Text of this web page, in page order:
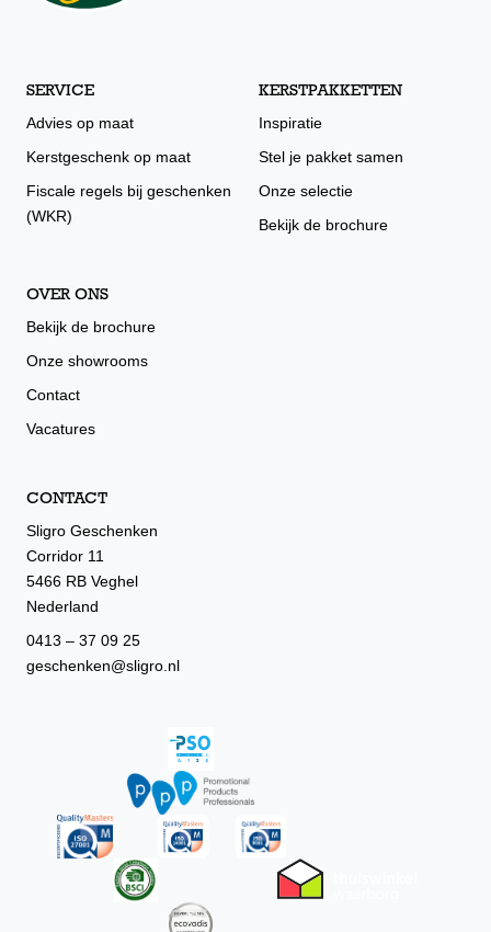
SERVICE
Advies op maat
Kerstgeschenk op maat
Fiscale regels bij geschenken
(WKR)
KERSTPAKKETTEN
Inspiratie
Stel je pakket samen
Onze selectie
Bekijk de brochure
OVER ONS
Bekijk de brochure
Onze showrooms
Contact
Vacatures
CONTACT
Sligro Geschenken
Corridor 11
5466 RB Veghel
Nederland
0413 – 37 09 25
geschenken@sligro.nl